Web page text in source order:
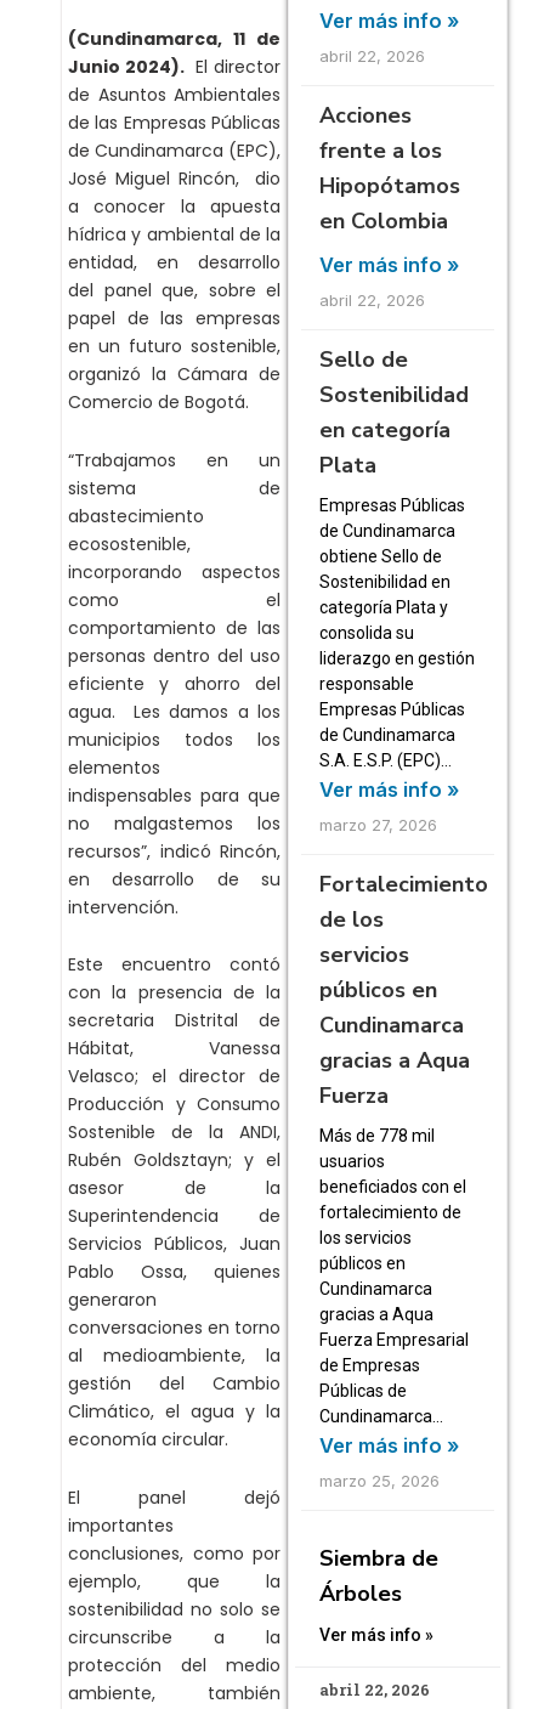
(Cundinamarca, 11 de
Junio 2024).El director
de Asuntos Ambientales
de las Empresas Públicas
de Cundinamarca (EPC),
José Miguel Rincón, dio
a conocer la apuesta
hídrica y ambiental de la
entidad, en desarrollo
del panel que, sobre el
papel de las empresas
en un futuro sostenible,
organizó la Cámara de
Comercio de Bogotá.
“Trabajamos en un
sistema de
abastecimiento
ecosostenible,
incorporando aspectos
como el
comportamiento de las
personas dentro del uso
eficiente y ahorro del
agua. Les damos a los
municipios todos los
elementos
indispensables para que
no malgastemos los
recursos”, indicó Rincón,
en desarrollo de su
intervención.
Este encuentro contó
con la presencia de la
secretaria Distrital de
Hábitat, Vanessa
Velasco; el director de
Producción y Consumo
Sostenible de la ANDI,
Rubén Goldsztayn; y el
asesor de la
Superintendencia de
Servicios Públicos, Juan
Pablo Ossa, quienes
generaron
conversaciones en torno
al medioambiente, la
gestión del Cambio
Climático, el agua y la
economía circular.
El panel dejó
importantes
conclusiones, como por
ejemplo, que la
sostenibilidad no solo se
circunscribe a la
protección del medio
ambiente, también
Ver más info »
abril 22, 2026
Acciones
frente a los
Hipopótamos
en Colombia
Ver más info »
abril 22, 2026
Sello de
Sostenibilidad
en categoría
Plata
Empresas Públicas
de Cundinamarca
obtiene Sello de
Sostenibilidad en
categoría Plata y
consolida su
liderazgo en gestión
responsable
Empresas Públicas
de Cundinamarca
S.A. E.S.P. (EPC)…
Ver más info »
marzo 27, 2026
Fortalecimiento
de los
servicios
públicos en
Cundinamarca
gracias a Aqua
Fuerza
Más de 778 mil
usuarios
beneficiados con el
fortalecimiento de
los servicios
públicos en
Cundinamarca
gracias a Aqua
Fuerza Empresarial
de Empresas
Públicas de
Cundinamarca…
Ver más info »
marzo 25, 2026
Siembra de
Árboles
Ver más info »
abril 22, 2026